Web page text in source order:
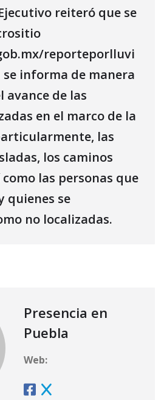
reiteró que se
reporteporlluvi
se informa de manera
avance de las
en el marco de la
las
los caminos
las personas que
quienes se
no localizadas.
Presencia en
Puebla
Web: